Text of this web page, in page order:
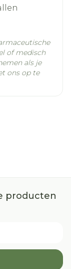
of medisch
als je
ons op te
producten